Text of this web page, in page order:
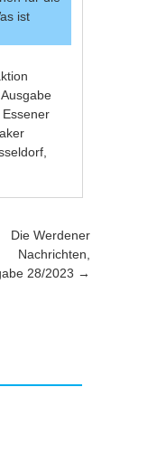
ist
Essener
,
Die Werdener
Nachrichten,
28/2023 →